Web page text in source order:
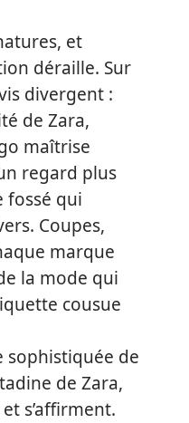
et
déraille. Sur
divergent :
de Zara,
maîtrise
regard plus
fossé qui
Coupes,
marque
la mode qui
cousue
sophistiquée de
de Zara,
s’affirment.